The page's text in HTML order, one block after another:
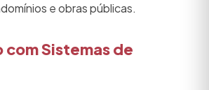
e obras públicas.
Sistemas de